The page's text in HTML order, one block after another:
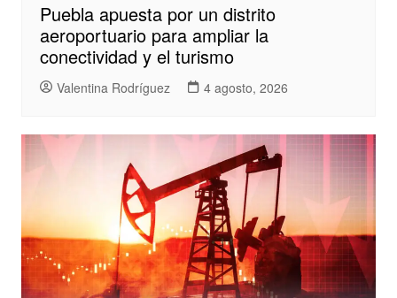
Puebla apuesta por un distrito
aeroportuario para ampliar la
conectividad y el turismo
Valentina Rodríguez 4 agosto, 2026